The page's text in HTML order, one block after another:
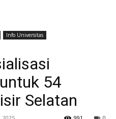
Info Universitas
54
Selatan